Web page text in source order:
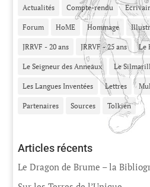
Actualités Compte-rendu
Forum HoME Hommage
JRRVF - 20 ans JRRVF - 25 ans Le
Le Seigneur des Anneaux Le
Les Langues Inventées Lettres
Partenaires Sources Tolkien
Articles récents
Le Dragon de Brume – la